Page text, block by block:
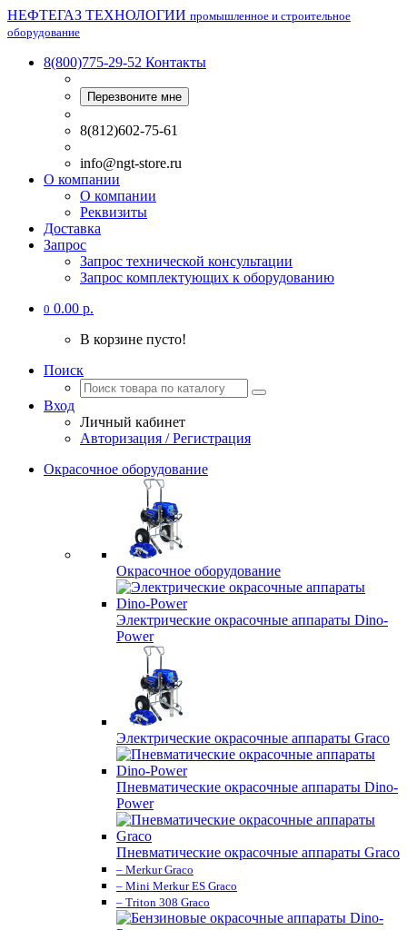
НЕФТЕГАЗ ТЕХНОЛОГИИ промышленное и строительное
оборудование
8(800)775-29-52 Контакты
Перезвоните мне
8(812)602-75-61
info@ngt-store.ru
О компании
О компании
Реквизиты
Доставка
Запрос
Запрос технической консультации
Запрос комплектующих к оборудованию
0 0.00 р.
В корзине пусто!
Поиск
Вход
Личный кабинет
Авторизация / Регистрация
Окрасочное оборудование
Окрасочное оборудование
Электрические окрасочные аппараты Dino-
Power
Электрические окрасочные аппараты Graco
Пневматические окрасочные аппараты Dino-
Power
Пневматические окрасочные аппараты Graco
– Merkur Graco
– Mini Merkur ES Graco
– Triton 308 Graco